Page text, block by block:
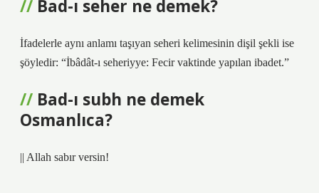
Bad-ı seher ne demek?
İfadelerle aynı anlamı taşıyan seheri kelimesinin dişil şekli ise
şöyledir: “İbâdât-ı seheriyye: Fecir vaktinde yapılan ibadet.”
Bad-ı subh ne demek
Osmanlıca?
|| Allah sabır versin!